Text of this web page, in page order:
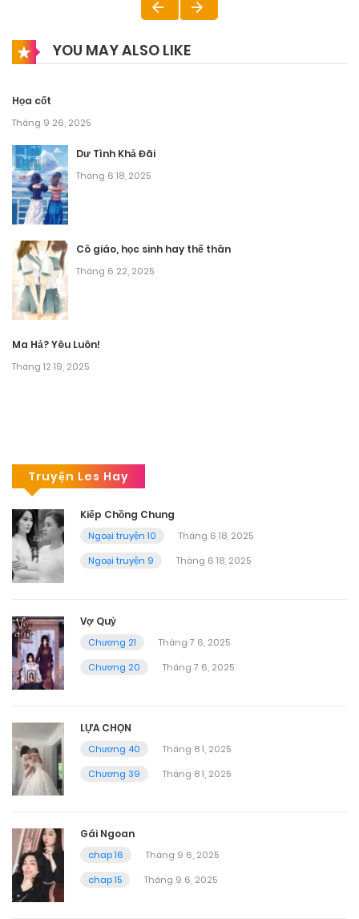
YOU MAY ALSO LIKE
Họa cốt
Tháng 9 26, 2025
Dư Tình Khả Đãi
Tháng 6 18, 2025
Cô giáo, học sinh hay thế thân
Tháng 6 22, 2025
Ma Hả? Yêu Luôn!
Tháng 12 19, 2025
Truyện Les Hay
Kiếp Chồng Chung
Ngoại truyện 10
Tháng 6 18, 2025
Ngoại truyện 9
Tháng 6 18, 2025
Vợ Quỷ
Chương 21
Tháng 7 6, 2025
Chương 20
Tháng 7 6, 2025
LỰA CHỌN
Chương 40
Tháng 8 1, 2025
Chương 39
Tháng 8 1, 2025
Gái Ngoan
chap 16
Tháng 9 6, 2025
chap 15
Tháng 9 6, 2025